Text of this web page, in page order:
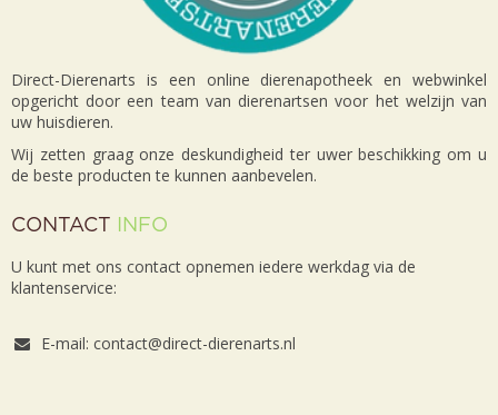
Direct-Dierenarts is een online dierenapotheek en webwinkel
opgericht door een team van dierenartsen voor het welzijn van
uw huisdieren.
Wij zetten graag onze deskundigheid ter uwer beschikking om u
de beste producten te kunnen aanbevelen.
CONTACT INFO
U kunt met ons contact opnemen iedere werkdag via de
klantenservice:
E-mail: contact@direct-dierenarts.nl